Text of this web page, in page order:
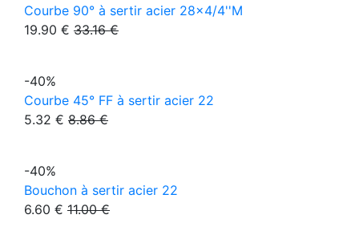
Courbe 90° à sertir acier 28x4/4''M
19.90 € 33.16 €
-40%
Courbe 45° FF à sertir acier 22
5.32 € 8.86 €
-40%
Bouchon à sertir acier 22
6.60 € 11.00 €